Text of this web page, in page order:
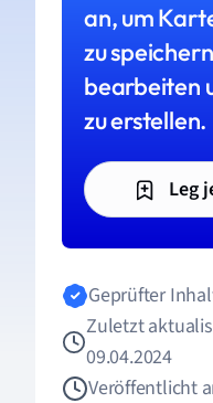
an, um
zu
bearbeiten
zu erstellen.
Leg
Geprüfter
Zuletzt
09.04.2024
Veröffentlicht